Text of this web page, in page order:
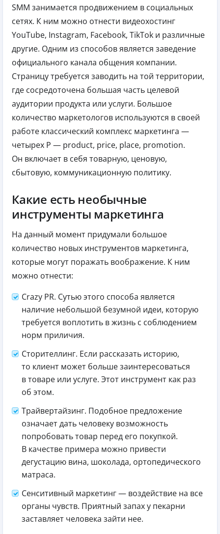
SMM занимается продвижением в социальных
сетях. К ним можно отнести видеохостинг
YouTube, Instagram, Facebook, TikTok и различные
другие. Одним из способов является заведение
официального канала общения компании.
Страницу требуется заводить на той территории,
где сосредоточена большая часть целевой
аудитории продукта или услуги. Большое
количество маркетологов используются в своей
работе классический комплекс маркетинга —
четырех P — product, price, place, promotion.
Он включает в себя товарную, ценовую,
сбытовую, коммуникационную политику.
Какие есть необычные
инструменты маркетинга
На данный момент придумали большое
количество новых инструментов маркетинга,
которые могут поражать воображение. К ним
можно отнести:
Crazy PR. Сутью этого способа является
наличие небольшой безумной идеи, которую
требуется воплотить в жизнь с соблюдением
норм приличия.
Сторителлинг. Если рассказать историю,
то клиент может больше заинтересоваться
в товаре или услуге. Этот инструмент как раз
об этом.
Трайвертайзинг. Подобное предложение
означает дать человеку возможность
попробовать товар перед его покупкой.
В качестве примера можно привести
дегустацию вина, шоколада, ортопедического
матраса.
Сенситивный маркетинг — воздействие на все
органы чувств. Приятный запах у пекарни
заставляет человека зайти нее.